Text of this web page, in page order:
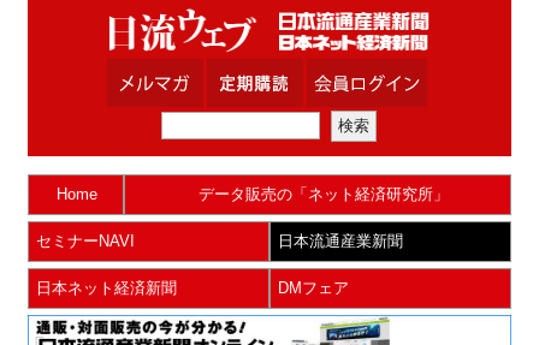
Home データ販売の「ネット経済研究所」
セミナーNAVI 日本流通産業新聞
日本ネット経済新聞 DMフェア